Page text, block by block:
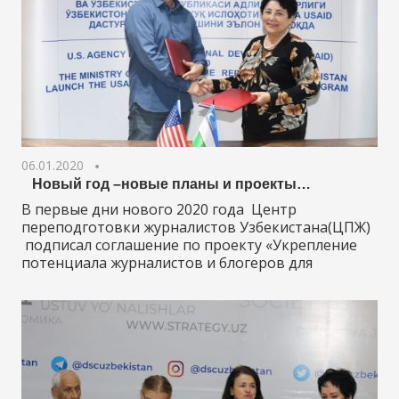
06.01.2020
Новый год –новые планы и проекты…
В первые дни нового 2020 года Центр
переподготовки журналистов Узбекистана(ЦПЖ)
подписал соглашение по проекту «Укрепление
потенциала журналистов и блогеров для